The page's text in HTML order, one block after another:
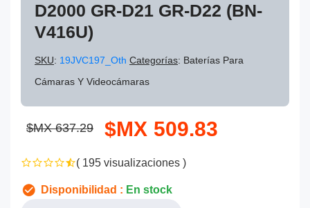
D2000 GR-D21 GR-D22 (BN-
V416U)
SKU: 19JVC197_Oth Categorías: Baterías Para
Cámaras Y Videocámaras
$MX 637.29 $MX 509.83
( 195 visualizaciones )
Disponibilidad : En stock